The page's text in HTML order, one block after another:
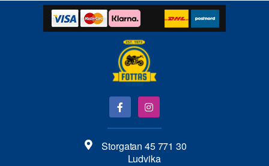
Storgatan 45 771 30
Ludvika